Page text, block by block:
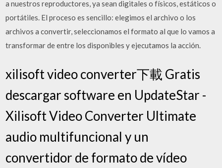
a nuestros reproductores, ya sean digitales o físicos, estáticos o
portátiles. El proceso es sencillo: elegimos el archivo o los
archivos a convertir, seleccionamos el formato al que lo vamos a
transformar de entre los disponibles y ejecutamos la acción.
xilisoft video converter下載 Gratis
descargar software en UpdateStar -
Xilisoft Video Converter Ultimate
audio multifuncional y un
convertidor de formato de vídeo